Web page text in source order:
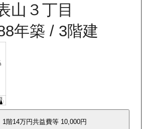
山３丁目
年築 / 3階建
1 階14万円共益費等 10,000円